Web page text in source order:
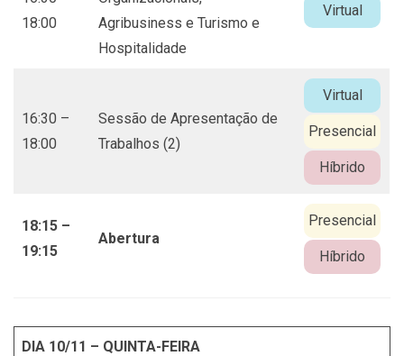
18:00
Agribusiness e Turismo e
Hospitalidade
Virtual
16:30 –
18:00
Sessão de Apresentação de
Trabalhos (2)
Virtual
Presencial
Híbrido
18:15 –
19:15
Abertura
Presencial
Híbrido
DIA 10/11 – QUINTA-FEIRA